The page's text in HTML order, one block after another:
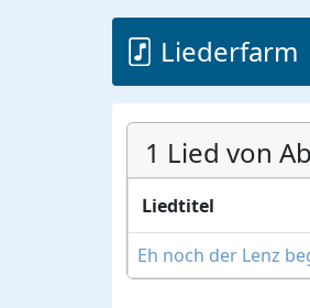
Liederfarm
1 Lied von
Liedtitel
Eh noch der Lenz